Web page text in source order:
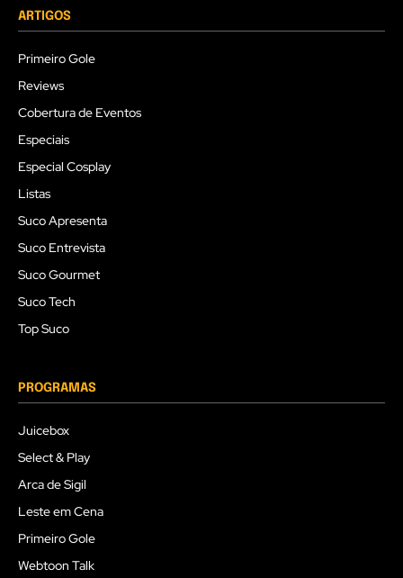
ARTIGOS
Primeiro Gole
Reviews
Cobertura de Eventos
Especiais
Especial Cosplay
Listas
Suco Apresenta
Suco Entrevista
Suco Gourmet
Suco Tech
Top Suco
PROGRAMAS
Juicebox
Select & Play
Arca de Sigil
Leste em Cena
Primeiro Gole
Webtoon Talk